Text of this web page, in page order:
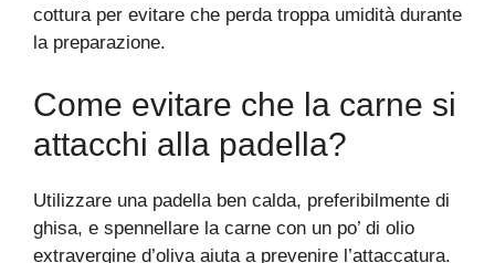
cottura per evitare che perda troppa umidità durante
la preparazione.
Come evitare che la carne si
attacchi alla padella?
Utilizzare una padella ben calda, preferibilmente di
ghisa, e spennellare la carne con un po’ di olio
extravergine d’oliva aiuta a prevenire l’attaccatura.